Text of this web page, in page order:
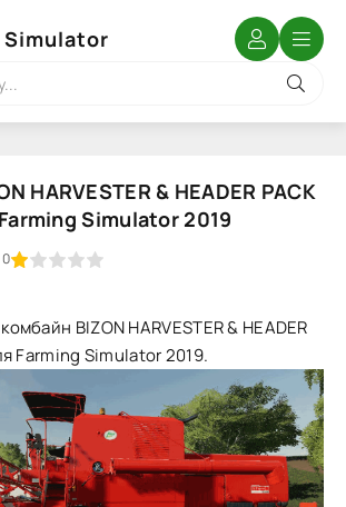
Simulator
HARVESTER & HEADER PACK
Simulator 2019
0
BIZON HARVESTER & HEADER
Farming Simulator 2019.